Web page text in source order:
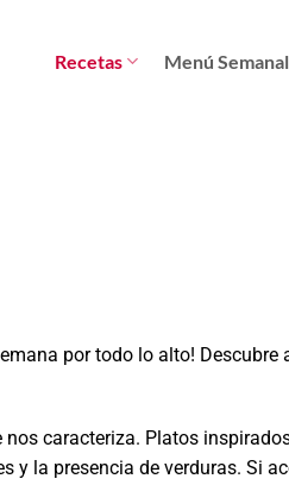
Recetas Menú Semanal
por todo lo alto! Descubre
caracteriza. Platos
y la presencia de verduras. Si